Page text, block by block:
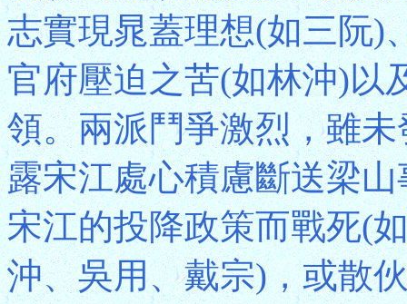
志實現晁蓋理想(如三阮)
官府壓迫之苦(如林沖)以
領。兩派鬥爭激烈，雖
露宋江處心積慮斷送梁
宋江的投降政策而戰死(
沖、吳用、戴宗)，或散